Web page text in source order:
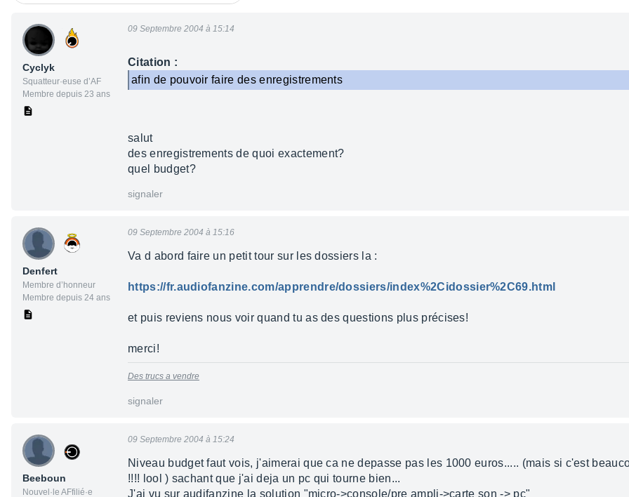
Cyclyk
Squatteur·euse d’AF
Membre depuis 23 ans
09 Septembre 2004 à 15:14
Citation :
afin de pouvoir faire des enregistrements
salut
des enregistrements de quoi exactement?
quel budget?
signaler
Denfert
Membre d’honneur
Membre depuis 24 ans
09 Septembre 2004 à 15:16
Va d abord faire un petit tour sur les dossiers la :
https://fr.audiofanzine.com/apprendre/dossiers/index%2Cidossier%2C69.html
et puis reviens nous voir quand tu as des questions plus précises!
merci!
Des trucs a vendre
signaler
Beeboun
Nouvel·le AFfilié·e
09 Septembre 2004 à 15:24
Niveau budget faut vois, j'aimerai que ca ne depasse pas les 1000 euros..... (mais si c'est
!!!! lool ) sachant que j'ai deja un pc qui tourne bien...
J'ai vu sur audifanzine la solution "micro->console/pre ampli->carte son -> pc"